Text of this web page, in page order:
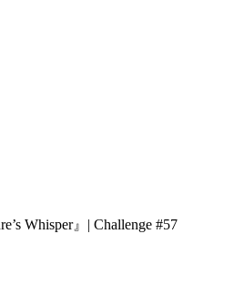
Whisper』| Challenge #57